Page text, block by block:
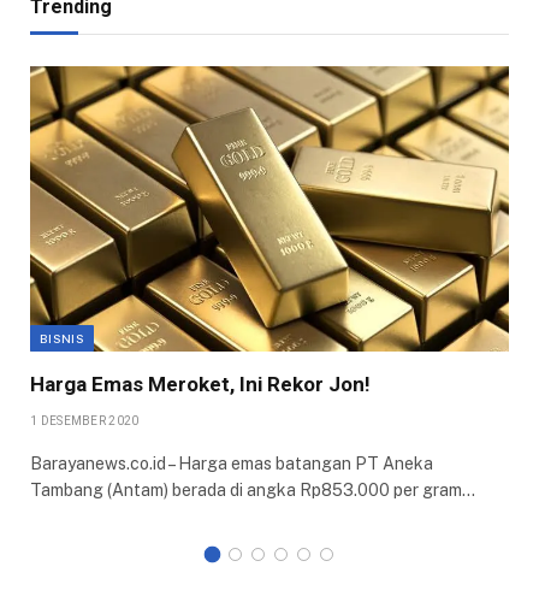
Trending
BISNIS
Harga Emas Meroket, Ini Rekor Jon!
1 DESEMBER 2020
Barayanews.co.id – Harga emas batangan PT Aneka
Tambang (Antam) berada di angka Rp853.000 per gram…